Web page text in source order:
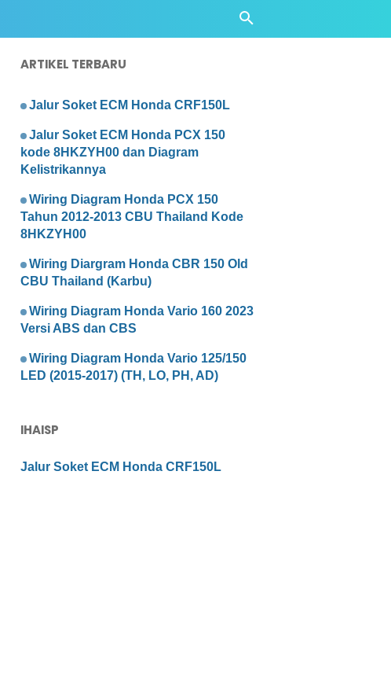
ARTIKEL TERBARU
Jalur Soket ECM Honda CRF150L
Jalur Soket ECM Honda PCX 150
kode 8HKZYH00 dan Diagram
Kelistrikannya
Wiring Diagram Honda PCX 150
Tahun 2012-2013 CBU Thailand Kode
8HKZYH00
Wiring Diargram Honda CBR 150 Old
CBU Thailand (Karbu)
Wiring Diagram Honda Vario 160 2023
Versi ABS dan CBS
Wiring Diagram Honda Vario 125/150
LED (2015-2017) (TH, LO, PH, AD)
IHAISP
Jalur Soket ECM Honda CRF150L